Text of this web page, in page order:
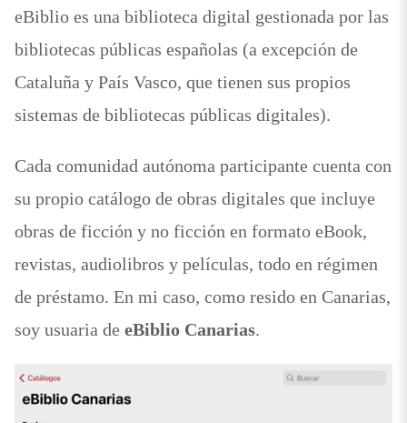
eBiblio es una biblioteca digital gestionada por las
bibliotecas públicas españolas (a excepción de
Cataluña y País Vasco, que tienen sus propios
sistemas de bibliotecas públicas digitales).
Cada comunidad autónoma participante cuenta con
su propio catálogo de obras digitales que incluye
obras de ficción y no ficción en formato eBook,
revistas, audiolibros y películas, todo en régimen
de préstamo. En mi caso, como resido en Canarias,
soy usuaria de eBiblio Canarias.